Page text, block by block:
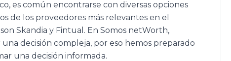
es común encontrarse con diversas opciones
de los proveedores más relevantes en el
Skandia y Fintual. En Somos netWorth,
decisión compleja, por eso hemos preparado
una decisión informada.